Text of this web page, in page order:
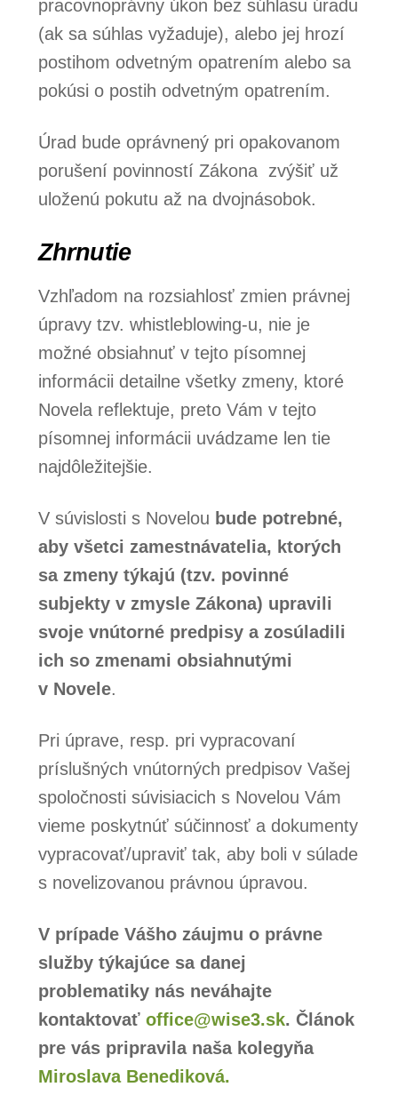
pracovnoprávny úkon bez súhlasu úradu
(ak sa súhlas vyžaduje), alebo jej hrozí
postihom odvetným opatrením alebo sa
pokúsi o postih odvetným opatrením.
Úrad bude oprávnený pri opakovanom
porušení povinností Zákona zvýšiť už
uloženú pokutu až na dvojnásobok.
Zhrnutie
Vzhľadom na rozsiahlosť zmien právnej
úpravy tzv. whistleblowing-u, nie je
možné obsiahnuť v tejto písomnej
informácii detailne všetky zmeny, ktoré
Novela reflektuje, preto Vám v tejto
písomnej informácii uvádzame len tie
najdôležitejšie.
V súvislosti s Novelou bude potrebné,
aby všetci zamestnávatelia, ktorých
sa zmeny týkajú (tzv. povinné
subjekty v zmysle Zákona) upravili
svoje vnútorné predpisy a zosúladili
ich so zmenami obsiahnutými
v Novele.
Pri úprave, resp. pri vypracovaní
príslušných vnútorných predpisov Vašej
spoločnosti súvisiacich s Novelou Vám
vieme poskytnúť súčinnosť a dokumenty
vypracovať/upraviť tak, aby boli v súlade
s novelizovanou právnou úpravou.
V prípade Vášho záujmu o právne
služby týkajúce sa danej
problematiky nás neváhajte
kontaktovať office@wise3.sk. Článok
pre vás pripravila naša kolegyňa
Miroslava Benediková.